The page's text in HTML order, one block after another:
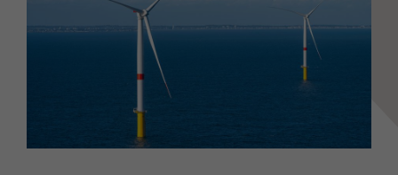
t
e
r
t
a
g
e
e
t
e